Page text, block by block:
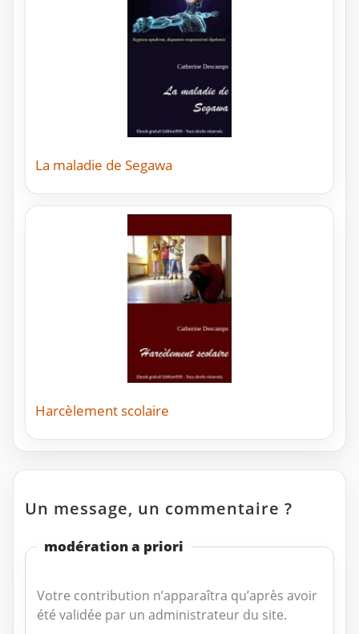
La maladie de Segawa
Harcèlement scolaire
Un message, un commentaire ?
modération a priori
Votre contribution n’apparaîtra qu’après avoir
été validée par un administrateur du site.